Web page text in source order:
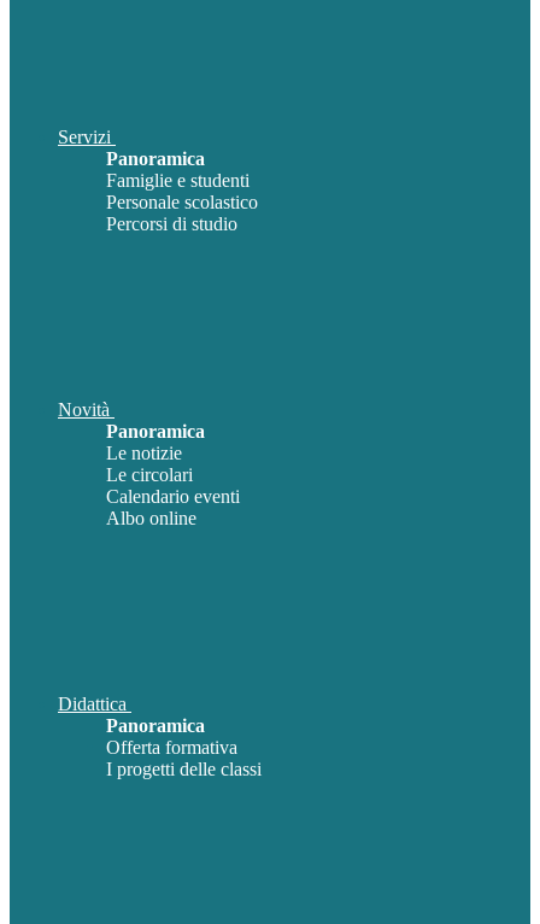
Servizi
Panoramica
Famiglie e studenti
Personale scolastico
Percorsi di studio
Novità
Panoramica
Le notizie
Le circolari
Calendario eventi
Albo online
Didattica
Panoramica
Offerta formativa
I progetti delle classi